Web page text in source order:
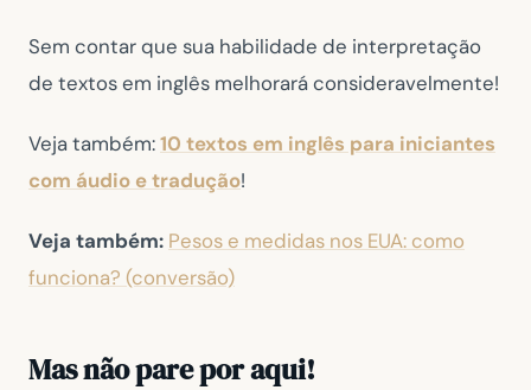
Sem contar que sua habilidade de interpretação
de textos em inglês melhorará consideravelmente!
Veja também:10 textos em inglês para iniciantes
com áudio e tradução!
Veja também: Pesos e medidas nos EUA: como
funciona? (conversão)
Mas não pare por aqui!